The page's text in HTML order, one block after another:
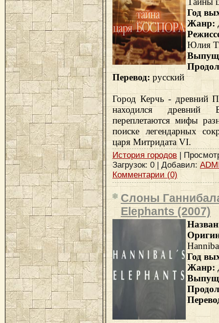
Год
Жанр:
Юлия
Перевод: русский
Город Керчь - древний
находился древний
переплетаются мифы
поиске легендарных
царя Митридата VI.
История городов |
Загрузок: 0 | Добавил:
Комментарии (0)
Слоны
Elephants (2007)
Год
Жанр: